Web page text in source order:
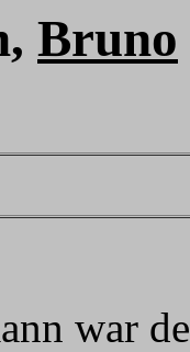
Bruno
war